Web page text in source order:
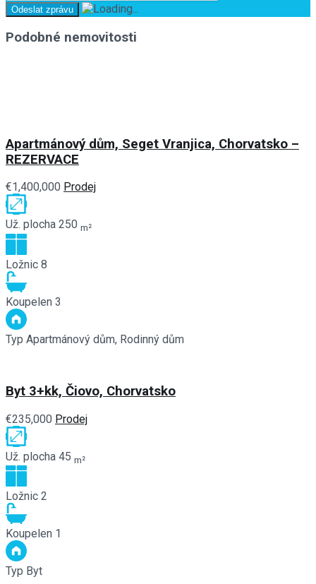
Podobné nemovitosti
Apartmánový dům, Seget Vranjica, Chorvatsko –
REZERVACE
€1,400,000 Prodej
Už. plocha 250 m²
Ložnic 8
Koupelen 3
Typ Apartmánový dům, Rodinný dům
Byt 3+kk, Čiovo, Chorvatsko
€235,000 Prodej
Už. plocha 45 m²
Ložnic 2
Koupelen 1
Typ Byt